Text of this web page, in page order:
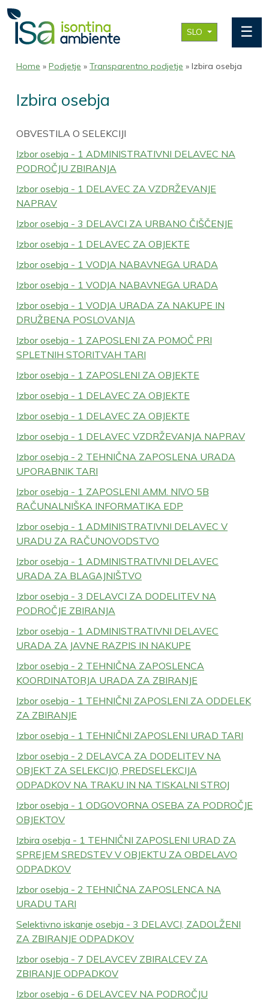
SLO ☰
Home » Podjetje » Transparentno podjetje » Izbira osebja
Izbira osebja
OBVESTILA O SELEKCIJI
Izbor osebja - 1 ADMINISTRATIVNI DELAVEC NA
PODROČJU ZBIRANJA
Izbor osebja - 1 DELAVEC ZA VZDRŽEVANJE
NAPRAV
Izbor osebja - 3 DELAVCI ZA URBANO ČIŠČENJE
Izbor osebja - 1 DELAVEC ZA OBJEKTE
Izbor osebja - 1 VODJA NABAVNEGA URADA
Izbor osebja - 1 VODJA NABAVNEGA URADA
Izbor osebja - 1 VODJA URADA ZA NAKUPE IN
DRUŽBENA POSLOVANJA
Izbor osebja - 1 ZAPOSLENI ZA POMOČ PRI
SPLETNIH STORITVAH TARI
Izbor osebja - 1 ZAPOSLENI ZA OBJEKTE
Izbor osebja - 1 DELAVEC ZA OBJEKTE
Izbor osebja - 1 DELAVEC ZA OBJEKTE
Izbor osebja - 1 DELAVEC VZDRŽEVANJA NAPRAV
Izbor osebja - 2 TEHNIČNA ZAPOSLENA URADA
UPORABNIK TARI
Izbor osebja - 1 ZAPOSLENI AMM. NIVO 5B
RAČUNALNIŠKA INFORMATIKA EDP
Izbor osebja - 1 ADMINISTRATIVNI DELAVEC V
URADU ZA RAČUNOVODSTVO
Izbor osebja - 1 ADMINISTRATIVNI DELAVEC
URADA ZA BLAGAJNIŠTVO
Izbor osebja - 3 DELAVCI ZA DODELITEV NA
PODROČJE ZBIRANJA
Izbor osebja - 1 ADMINISTRATIVNI DELAVEC
URADA ZA JAVNE RAZPIS IN NAKUPE
Izbor osebja - 2 TEHNIČNA ZAPOSLENCA
KOORDINATORJA URADA ZA ZBIRANJE
Izbor osebja - 1 TEHNIČNI ZAPOSLENI ZA ODDELEK
ZA ZBIRANJE
Izbor osebja - 1 TEHNIČNI ZAPOSLENI URAD TARI
Izbor osebja - 2 DELAVCA ZA DODELITEV NA
OBJEKT ZA SELEKCIJO, PREDSELEKCIJA
ODPADKOV NA TRAKU IN NA TISKALNI STROJ
Izbor osebja - 1 ODGOVORNA OSEBA ZA PODROČJE
OBJEKTOV
Izbira osebja - 1 TEHNIČNI ZAPOSLENI URAD ZA
SPREJEM SREDSTEV V OBJEKTU ZA OBDELAVO
ODPADKOV
Izbor osebja - 2 TEHNIČNA ZAPOSLENCA NA
URADU TARI
Selektivno iskanje osebja - 3 DELAVCI, ZADOLŽENI
ZA ZBIRANJE ODPADKOV
Izbor osebja - 7 DELAVCEV ZBIRALCEV ZA
ZBIRANJE ODPADKOV
Izbor osebja - 6 DELAVCEV NA PODROČJU